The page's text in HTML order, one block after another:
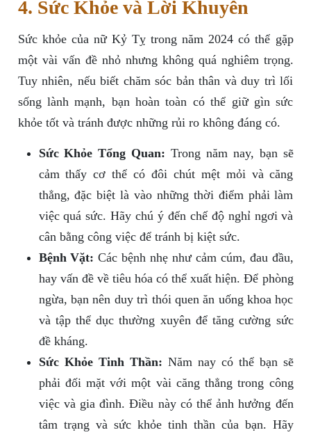
4. Sức Khỏe và Lời Khuyên
Sức khỏe của nữ Kỷ Tỵ trong năm 2024 có thể gặp
một vài vấn đề nhỏ nhưng không quá nghiêm trọng.
Tuy nhiên, nếu biết chăm sóc bản thân và duy trì lối
sống lành mạnh, bạn hoàn toàn có thể giữ gìn sức
khỏe tốt và tránh được những rủi ro không đáng có.
Sức Khỏe Tổng Quan: Trong năm nay, bạn sẽ
cảm thấy cơ thể có đôi chút mệt mỏi và căng
thẳng, đặc biệt là vào những thời điểm phải làm
việc quá sức. Hãy chú ý đến chế độ nghỉ ngơi và
cân bằng công việc để tránh bị kiệt sức.
Bệnh Vặt: Các bệnh nhẹ như cảm cúm, đau đầu,
hay vấn đề về tiêu hóa có thể xuất hiện. Để phòng
ngừa, bạn nên duy trì thói quen ăn uống khoa học
và tập thể dục thường xuyên để tăng cường sức
đề kháng.
Sức Khỏe Tinh Thần: Năm nay có thể bạn sẽ
phải đối mặt với một vài căng thẳng trong công
việc và gia đình. Điều này có thể ảnh hưởng đến
tâm trạng và sức khỏe tinh thần của bạn. Hãy